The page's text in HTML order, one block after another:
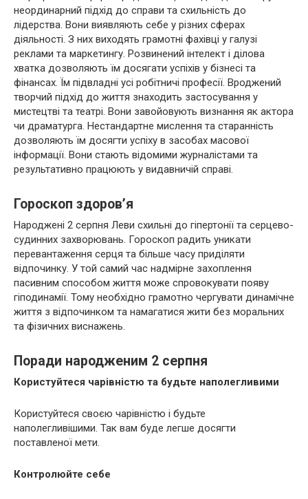
неординарний підхід до справи та схильність до
лідерства. Вони виявляють себе у різних сферах
діяльності. З них виходять грамотні фахівці у галузі
реклами та маркетингу. Розвинений інтелект і ділова
хватка дозволяють їм досягати успіхів у бізнесі та
фінансах. Їм підвладні усі робітничі професії. Вроджений
творчий підхід до життя знаходить застосування у
мистецтві та театрі. Вони завойовують визнання як актора
чи драматурга. Нестандартне мислення та старанність
дозволяють їм досягти успіху в засобах масової
інформації. Вони стають відомими журналістами та
результативно працюють у видавничій справі.
Гороскоп здоров’я
Народжені 2 серпня Леви схильні до гіпертонії та серцево-
судинних захворювань. Гороскоп радить уникати
перевантаження серця та більше часу приділяти
відпочинку. У той самий час надмірне захоплення
пасивним способом життя може спровокувати появу
гіподинамії. Тому необхідно грамотно чергувати динамічне
життя з відпочинком та намагатися жити без моральних
та фізичних виснажень.
Поради народженим 2 серпня
Користуйтеся чарівністю та будьте наполегливими
Користуйтеся своєю чарівністю і будьте
наполегливішими. Так вам буде легше досягти
поставленої мети.
Контролюйте себе